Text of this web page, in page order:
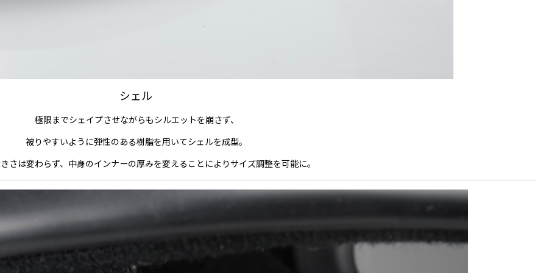
シェル
極限までシェイプさせながらもシルエットを崩さず、
被りやすいように弾性のある樹脂を用いてシェルを成型。
さは変わらず、中身のインナーの厚みを変えることによりサイズ調整を可能に。